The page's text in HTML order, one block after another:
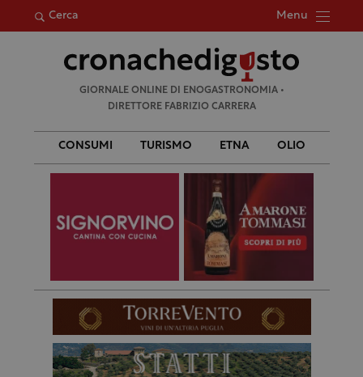
Cerca Menu
per:
GIORNALE ONLINE DI ENOGASTRONOMIA •
DIRETTORE FABRIZIO CARRERA
CONSUMI TURISMO ETNA OLIO